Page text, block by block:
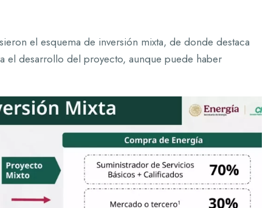
el esquema de inversión mixta, de donde destaca
el desarrollo del proyecto, aunque puede haber